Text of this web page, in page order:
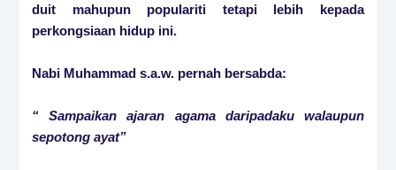
duit mahupun populariti tetapi lebih kepada
perkongsiaan hidup ini.
Nabi Muhammad s.a.w. pernah bersabda:
“ Sampaikan ajaran agama daripadaku walaupun
sepotong ayat”